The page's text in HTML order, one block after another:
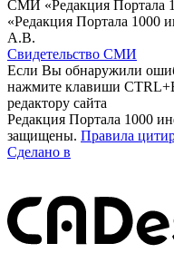
СМИ «Редакция Портала
«Редакция Портала 1000
А.В.
Свидетельство СМИ
Если Вы обнаружили
нажмите клавиши
редактору сайта
Редакция Портала 1000
защищены. Правила
Сделано в